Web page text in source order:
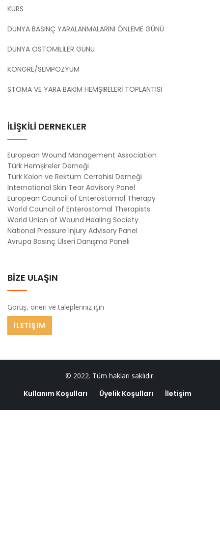
KURS
DÜNYA BASINÇ YARALANMALARINI ÖNLEME GÜNÜ
DÜNYA OSTOMİLİLER GÜNÜ
KONGRE/SEMPOZYUM
STOMA VE YARA BAKIM HEMŞİRELERİ TOPLANTISI
İLİŞKİLİ DERNEKLER
European Wound Management Association
Türk Hemşireler Derneği
Türk Kolon ve Rektum Cerrahisi Derneği
International Skin Tear Advisory Panel
European Council of Enterostomal Therapy
World Council of Enterostomal Therapists
World Union of Wound Healing Society
National Pressure Injury Advisory Panel
Avrupa Basınç Ülseri Danışma Paneli
BİZE ULAŞIN
Görüş, öneri ve talepleriniz için
İLETİŞİM
© 2022. Tüm hakları saklıdır.
Kullanım Koşulları Üyelik Koşulları İletişim